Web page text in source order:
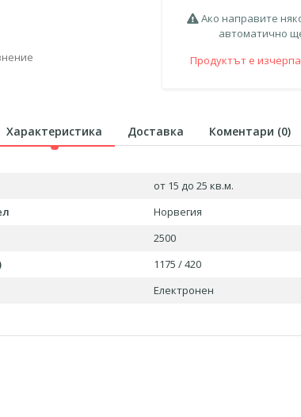
Ако направите
автоматично
Продуктът е
Характеристика Доставка Коментари (0)
от 15 до 25 кв.м.
Норвегия
2500
1175 / 420
Електронен